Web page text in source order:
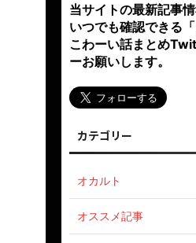
当サイトの最新記事
いつでも確認できる
こわーい話まとめ
ーお願いします。
カテゴリー
オカルト
オススメ記事